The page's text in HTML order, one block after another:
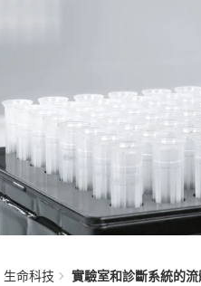
生命科技 實驗室和診斷系統的